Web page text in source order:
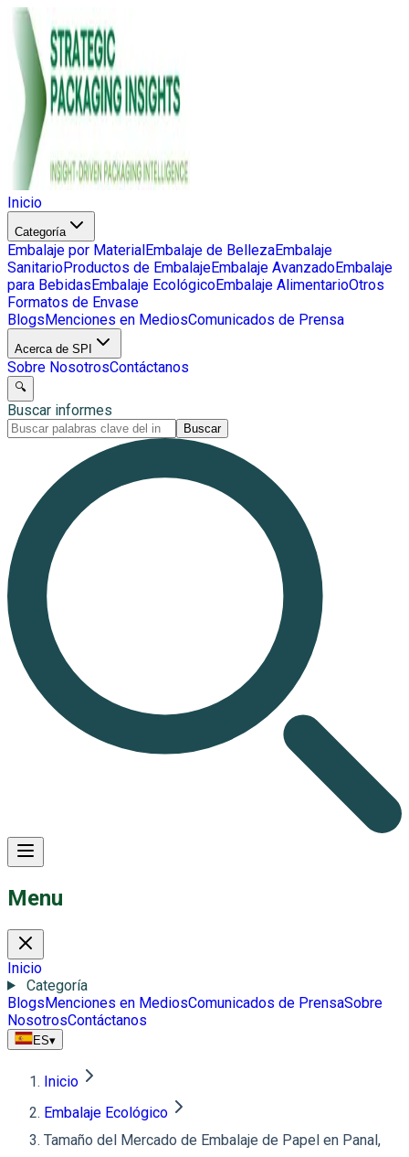
Inicio
Categoría
Embalaje por MaterialEmbalaje de BellezaEmbalaje
SanitarioProductos de EmbalajeEmbalaje AvanzadoEmbalaje
para BebidasEmbalaje EcológicoEmbalaje AlimentarioOtros
Formatos de Envase
BlogsMenciones en MediosComunicados de Prensa
Acerca de SPI
Sobre NosotrosContáctanos
🔍
Buscar informes
Buscar
Menu
Inicio
Categoría
BlogsMenciones en MediosComunicados de PrensaSobre
NosotrosContáctanos
ES▾
Inicio
Embalaje Ecológico
Tamaño del Mercado de Embalaje de Papel en Panal,